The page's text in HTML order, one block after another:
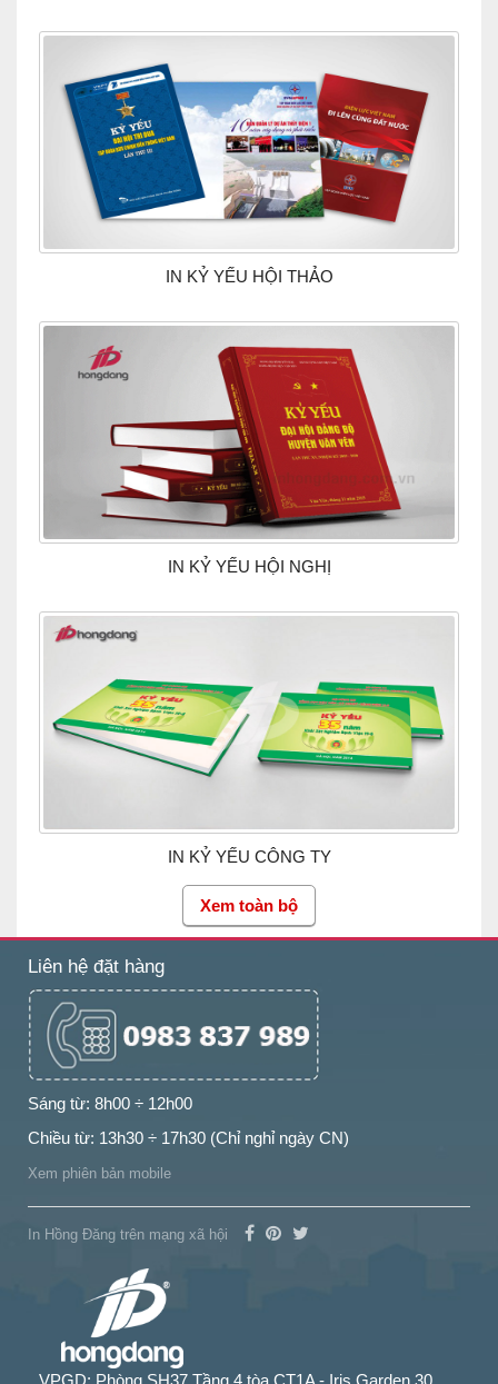
IN KỶ YẾU HỘI THẢO
IN KỶ YẾU HỘI NGHỊ
IN KỶ YẾU CÔNG TY
Xem toàn bộ
Liên hệ đặt hàng
Sáng từ: 8h00 ÷ 12h00
Chiều từ: 13h30 ÷ 17h30 (Chỉ nghỉ ngày CN)
Xem phiên bản mobile
In Hồng Đăng trên mạng xã hội